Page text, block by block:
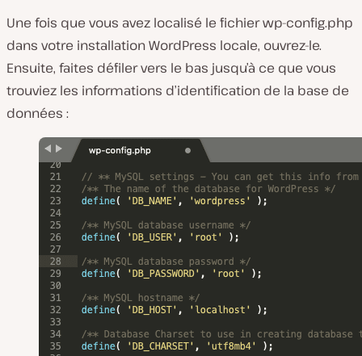
Une fois que vous avez localisé le fichierwp-config.php
dans votre installation WordPress locale, ouvrez-le.
Ensuite, faites défiler vers le bas jusqu’à ce que vous
trouviez les informations d’identification de la base de
données :